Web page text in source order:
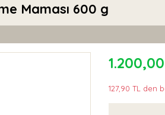
Maması 600 g
127,90 TL den